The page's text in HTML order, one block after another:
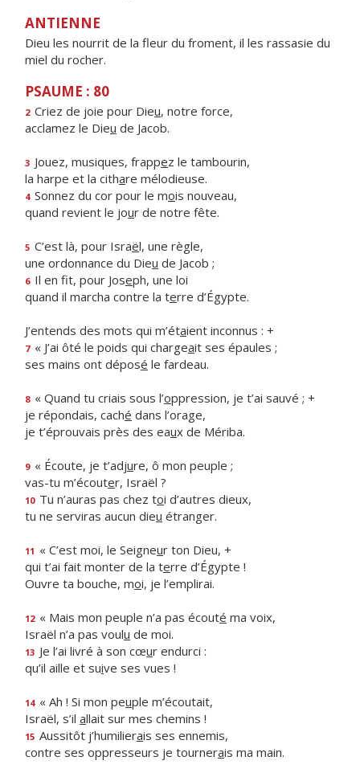
ANTIENNE
Dieu les nourrit de la fleur du froment, il les rassasie du
miel du rocher.
PSAUME : 80
2 Criez de joie pour Dieu, notre force,
acclamez le Dieu de Jacob.
3 Jouez, musiques, frappez le tambourin,
la harpe et la cithare mélodieuse.
4 Sonnez du cor pour le mois nouveau,
quand revient le jour de notre fête.
5 C’est là, pour Israël, une règle,
une ordonnance du Dieu de Jacob ;
6 Il en fit, pour Joseph, une loi
quand il marcha contre la terre d’Égypte.
J’entends des mots qui m’étaient inconnus : +
7 « J’ai ôté le poids qui chargeait ses épaules ;
ses mains ont déposé le fardeau.
8 « Quand tu criais sous l’oppression, je t’ai sauvé ; +
je répondais, caché dans l’orage,
je t’éprouvais près des eaux de Mériba.
9 « Écoute, je t’adjure, ô mon peuple ;
vas-tu m’écouter, Israël ?
10 Tu n’auras pas chez toi d’autres dieux,
tu ne serviras aucun dieu étranger.
11 « C’est moi, le Seigneur ton Dieu, +
qui t’ai fait monter de la terre d’Égypte !
Ouvre ta bouche, moi, je l’emplirai.
12 « Mais mon peuple n’a pas écouté ma voix,
Israël n’a pas voulu de moi.
13 Je l’ai livré à son cœur endurci :
qu’il aille et suive ses vues !
14 « Ah ! Si mon peuple m’écoutait,
Israël, s’il allait sur mes chemins !
15 Aussitôt j’humilierais ses ennemis,
contre ses oppresseurs je tournerais ma main.